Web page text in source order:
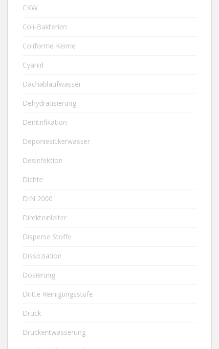
CKW
Coli-Bakterien
Coliforme Keime
Cyanid
Dachablaufwasser
Dehydratisierung
Denitrifikation
Deponiesickerwasser
Desinfektion
Dichte
DIN 2000
Direkteinleiter
Disperse Stoffe
Dissoziation
Dosierung
Dritte Reinigungsstufe
Druck
Druckentwässerung